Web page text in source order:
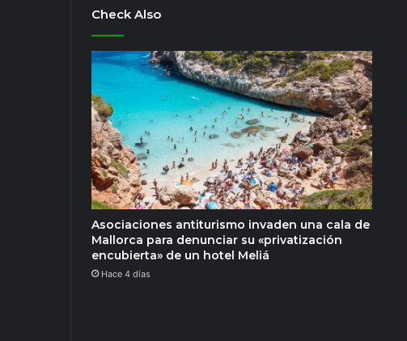
Check Also
Asociaciones antiturismo invaden una cala de
Mallorca para denunciar su «privatización
encubierta» de un hotel Meliá
Hace 4 días